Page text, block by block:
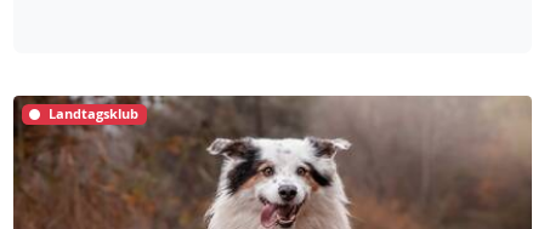
Landtagsklub